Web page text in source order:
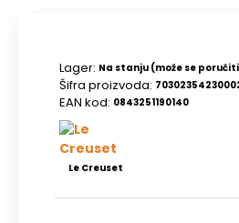
Lager: Na stanju (može se
Šifra proizvoda:
EAN kod: 0843251190140
Le Creuset